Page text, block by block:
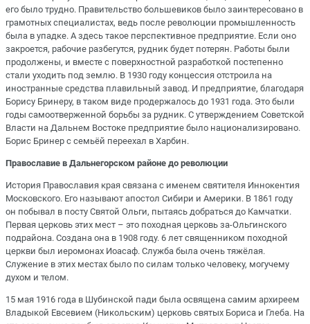
его было трудно. Правительство большевиков было заинтересовано в
грамотных специалистах, ведь после революции промышленность
была в упадке. А здесь такое перспективное предприятие. Если оно
закроется, рабочие разбегутся, рудник будет потерян. Работы были
продолжены, и вместе с поверхностной разработкой постепенно
стали уходить под землю. В 1930 году концессия отстроила на
иностранные средства плавильный завод. И предприятие, благодаря
Борису Бринеру, в таком виде продержалось до 1931 года. Это были
годы самоотверженной борьбы за рудник. С утверждением Советской
Власти на Дальнем Востоке предприятие было национализировано.
Борис Бринер с семьёй переехал в Харбин.
Православие в Дальнегорском районе до революции
История Православия края связана с именем святителя Иннокентия
Московского. Его называют апостол Сибири и Америки. В 1861 году
он побывал в посту Святой Ольги, пытаясь добраться до Камчатки.
Первая церковь этих мест – это походная церковь за-Ольгинского
подрайона. Создана она в 1908 году. 6 лет священником походной
церкви был иеромонах Иоасаф. Служба была очень тяжёлая.
Служение в этих местах было по силам только человеку, могучему
духом и телом.
15 мая 1916 года в Шубинской пади была освящена самим архиреем
Владыкой Евсевием (Никольским) церковь святых Бориса и Глеба. На